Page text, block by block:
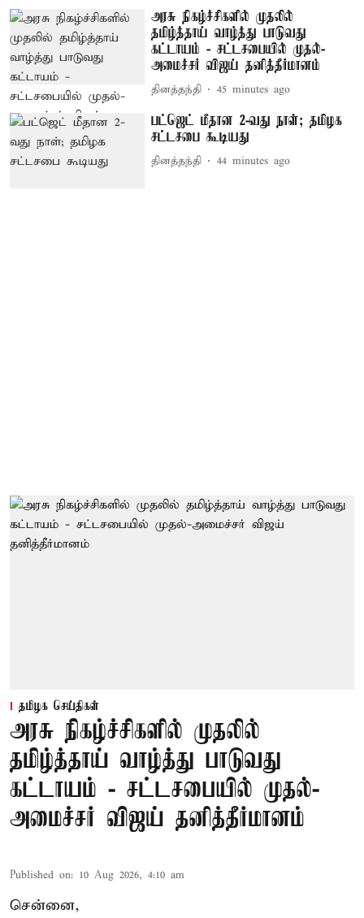
அரசு நிகழ்ச்சிகளில் முதலில்
தமிழ்த்தாய் வாழ்த்து பாடுவது
கட்டாயம் - சட்டசபையில் முதல்-
அமைச்சர் விஜய் தனித்தீர்மானம்
தினத்தந்தி 45 minutes ago
பட்ஜெட் மீதான 2-வது நாள்; தமிழக
சட்டசபை கூடியது
தினத்தந்தி 44 minutes ago
தமிழக செய்திகள்
அரசு நிகழ்ச்சிகளில் முதலில்
தமிழ்த்தாய் வாழ்த்து பாடுவது
கட்டாயம் - சட்டசபையில் முதல்-
அமைச்சர் விஜய் தனித்தீர்மானம்
Published on: 10 Aug 2026, 4:10 am
சென்னை,